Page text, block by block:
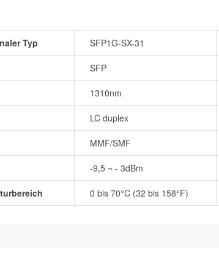
Typ SFP1G-SX-31
SFP
1310nm
LC duplex
MMF/SMF
-9,5 ~ - 3dBm
0 bis 70°C (32 bis 158°F)